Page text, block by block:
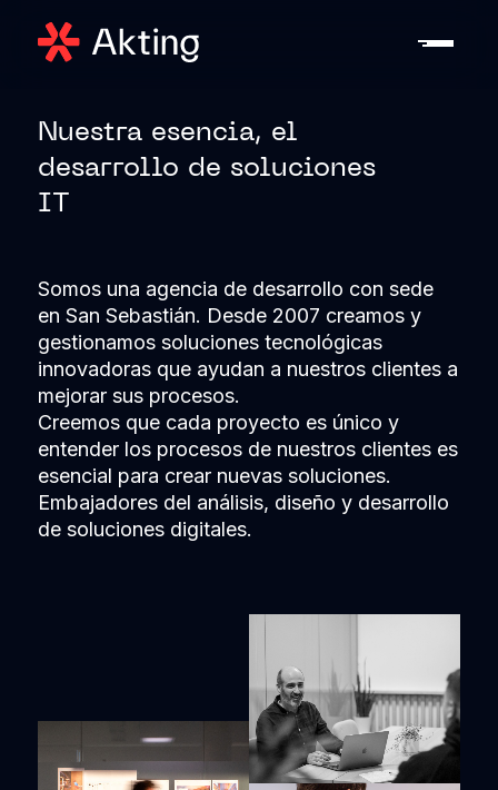
Nuestra esencia, el
desarrollo de soluciones
IT
Somos una agencia de desarrollo con sede
en San Sebastián. Desde 2007 creamos y
gestionamos soluciones tecnológicas
innovadoras que ayudan a nuestros clientes a
mejorar sus procesos.
Creemos que cada proyecto es único y
entender los procesos de nuestros clientes es
esencial para crear nuevas soluciones.
Embajadores del análisis, diseño y desarrollo
de soluciones digitales.